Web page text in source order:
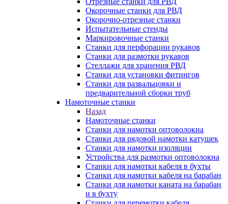
Окорочные станки для РВД
Окорочно-отрезные станки
Испытательные стенды
Маркировочные станки
Станки для перфорации рукавов
Станки для размотки рукавов
Стеллажи для хранения РВД
Станки для установки фитингов
Станки для развальцовки и
предварительной сборки труб
Намоточные станки
Назад
Намоточные станки
Станки для намотки оптоволокна
Станки для рядовой намотки катушек
Станки для намотки изоляции
Устройства для размотки оптоволокна
Станки для намотки кабеля в бухты
Станки для намотки кабеля на барабан
Станки для намотки каната на барабан
и в бухту